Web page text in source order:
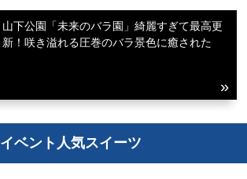
山下公園「未来のバラ園」綺麗すぎて最高更
新！咲き溢れる圧巻のバラ景色に癒された
イベント人気スイーツ